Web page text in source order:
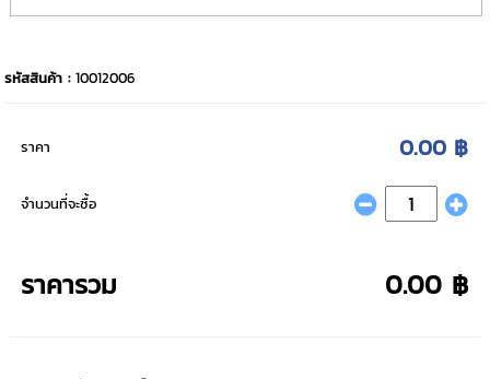
รหัสสินค้า :10012006
ราคา 0.00 ฿
จำนวนที่จะซื้อ
ราคารวม 0.00 ฿